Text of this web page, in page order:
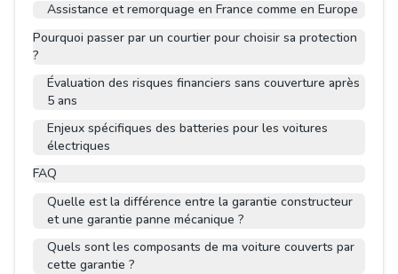
Assistance et remorquage en France comme en Europe
Pourquoi passer par un courtier pour choisir sa protection
?
Évaluation des risques financiers sans couverture après
5 ans
Enjeux spécifiques des batteries pour les voitures
électriques
FAQ
Quelle est la différence entre la garantie constructeur
et une garantie panne mécanique ?
Quels sont les composants de ma voiture couverts par
cette garantie ?